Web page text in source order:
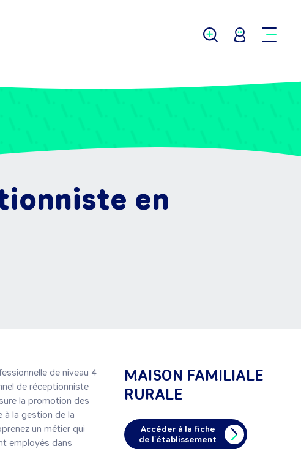
en
de niveau 4
de réceptionniste
la promotion des
la gestion de la
un métier qui
employés dans
MAISON FAMILIALE
RURALE
Accéder à la fiche
de l'établissement